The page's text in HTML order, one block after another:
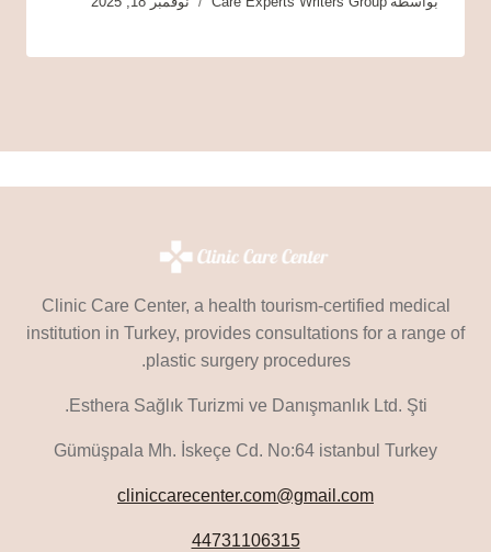
Clinic Care Center, a health tourism-certified medical
institution in Turkey, provides consultations for a range of
plastic surgery procedures.
Esthera Sağlık Turizmi ve Danışmanlık Ltd. Şti.
Gümüşpala Mh. İskeçe Cd. No:64 istanbul Turkey
cliniccarecenter.com@gmail.com
44731106315